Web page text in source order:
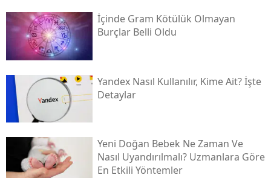
İçinde Gram Kötülük Olmayan
Burçlar Belli Oldu
Yandex Nasıl Kullanılır, Kime Ait? İşte
Detaylar
Yeni Doğan Bebek Ne Zaman Ve
Nasıl Uyandırılmalı? Uzmanlara Göre
En Etkili Yöntemler